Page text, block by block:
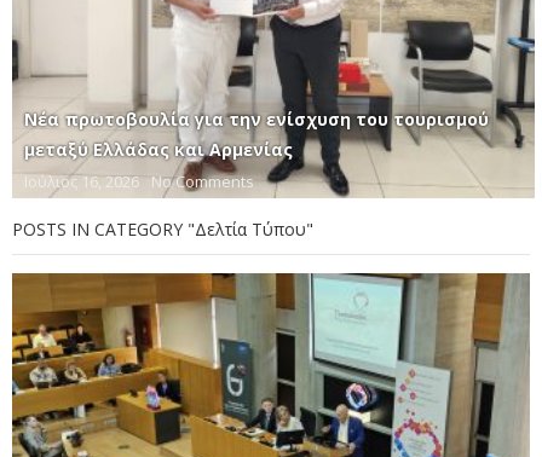
Νέα πρωτοβουλία για την ενίσχυση του τουρισμού
μεταξύ Ελλάδας και Αρμενίας
Ιούλιος 16, 2026 No Comments
POSTS IN CATEGORY "Δελτία Τύπου"